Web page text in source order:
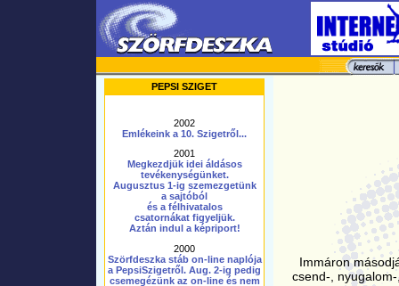
PEPSI SZIGET
2002
Emlékeink a 10. Szigetről...
2001
Megkezdjük idei áldásos
tevékenységünket.
Augusztus 1-ig szemezgetünk
a sajtóból
és a félhivatalos
csatornákat figyeljük.
Aztán indul a képriport!
2000
Szörfdeszka stáb on-line naplója
a PepsiSzigetről. Aug. 2-ig pedig
csemegézünk az on-line és nem
Immáron
csend-,